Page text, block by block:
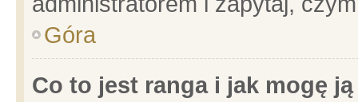
Góra
Co to jest ranga i jak mogę